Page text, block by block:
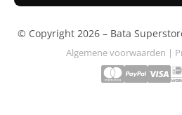
© Copyright 2026 – Bata
Algemene voorwaarden |